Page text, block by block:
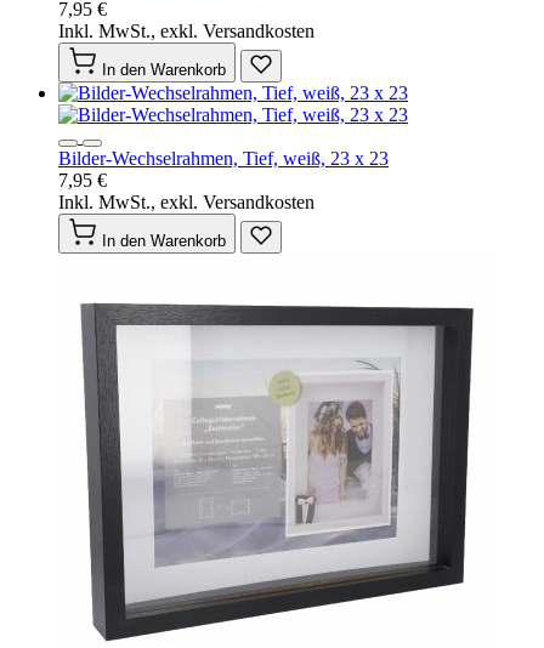
7,95 €
Inkl. MwSt., exkl. Versandkosten
In den Warenkorb
Bilder-Wechselrahmen, Tief, weiß, 23 x 23
7,95 €
Inkl. MwSt., exkl. Versandkosten
In den Warenkorb